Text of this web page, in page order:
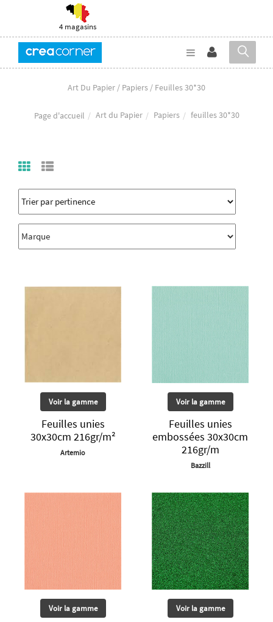
4 magasins
Art Du Papier / Papiers / Feuilles 30*30
Page d'accueil Art du Papier Papiers feuilles 30*30
Voir la gamme
Feuilles unies
30x30cm 216gr/m²
Artemio
Voir la gamme
Feuilles unies
embossées 30x30cm
216gr/m
Bazzill
Voir la gamme Voir la gamme